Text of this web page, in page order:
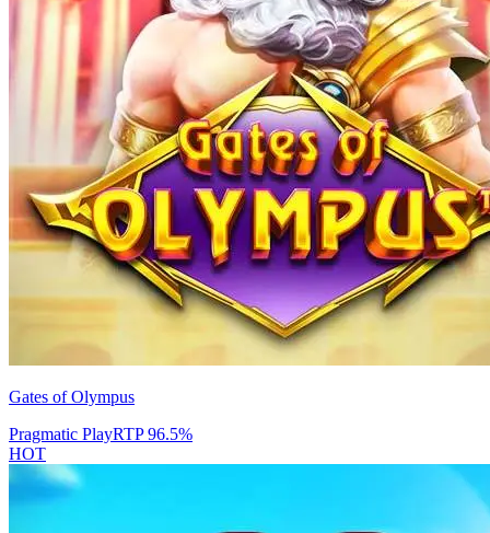
Gates of Olympus
Pragmatic PlayRTP96.5%
HOT